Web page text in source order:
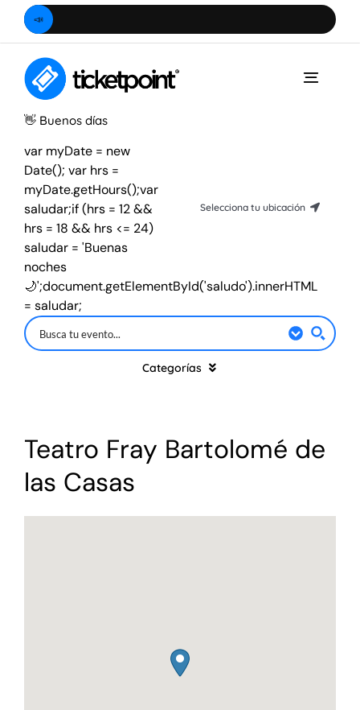
Saltar
contenido
📣
Toggle
👋 Buenos días
var myDate = new
Date(); var hrs =
myDate.getHours();var
saludar;if (hrs = 12 &&
hrs = 18 && hrs <= 24)
saludar = 'Buenas
noches
🌙';document.getElementById('saludo').innerHTML
= saludar;
Categorías
Selecciona tu ubicación
Michoacán
Eventos en todo México
Teatro Fray Bartolomé de
las Casas